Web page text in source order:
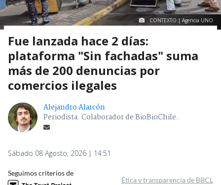
CONTEXTO | Agencia UNO
Fue lanzada hace 2 días:
plataforma "Sin fachadas" suma
más de 200 denuncias por
comercios ilegales
Alejandro Alarcón
Periodista. Colaborador de BioBioChile.
Sábado 08 Agosto, 2026 | 14:51
Seguimos criterios de
Ética y transparencia de BBCL